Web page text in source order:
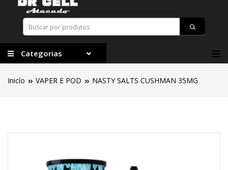
Categorias
Inicío VAPER E POD NASTY SALTS CUSHMAN 35MG